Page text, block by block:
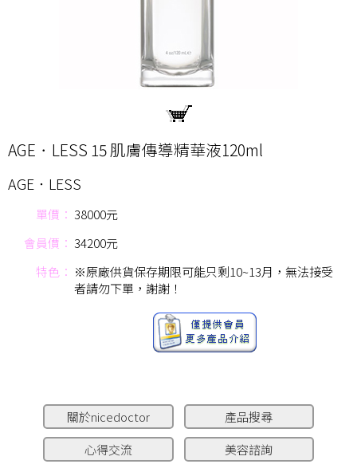
AGE．LESS 15 肌膚傳導精華液120ml
AGE．LESS
單價： 38000元
會員價： 34200元
特色： ※原廠供貨保存期限可能只剩10~13月，無法接受
者請勿下單，謝謝！
關於nicedoctor
產品搜尋
心得交流
美容諮詢